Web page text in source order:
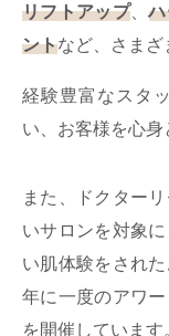
リフトアップ、
ントなど、さまざ
経験豊富なスタ
い、お客様を心身
また、ドクター
いサロンを対象
い肌体験をされ
年に一度のアワー
を開催しています